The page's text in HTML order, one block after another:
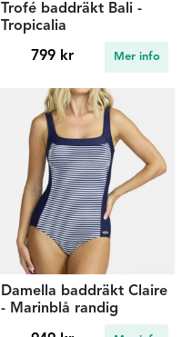
Trofé baddräkt Bali -
Tropicalia
799 kr Mer info
Damella baddräkt Claire
- Marinblå randig